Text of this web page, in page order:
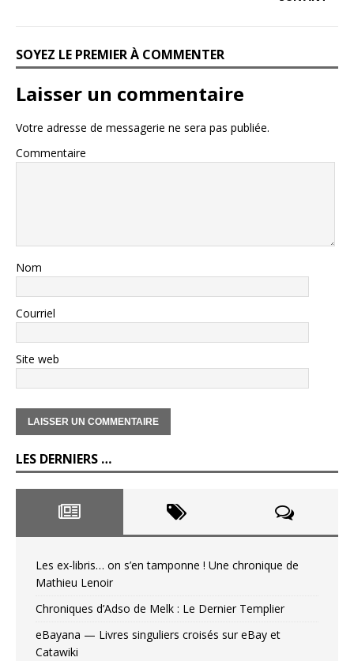
SOYEZ LE PREMIER À COMMENTER
Laisser un commentaire
Votre adresse de messagerie ne sera pas publiée.
Commentaire
Nom
Courriel
Site web
LES DERNIERS …
Les ex-libris… on s’en tamponne ! Une chronique de
Mathieu Lenoir
Chroniques d’Adso de Melk : Le Dernier Templier
eBayana — Livres singuliers croisés sur eBay et
Catawiki